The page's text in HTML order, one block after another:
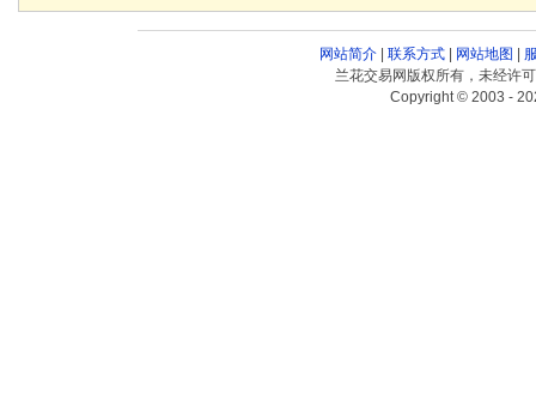
网站简介| 联系方式| 网站地图
兰花交易网版权所有，未经许
Copyright © 2003 -